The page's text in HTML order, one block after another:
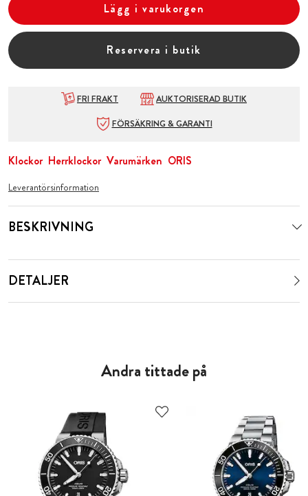
Lägg i varukorgen
Reservera i butik
FRI FRAKT
AUKTORISERAD BUTIK
FÖRSÄKRING & GARANTI
Klockor Herrklockor Varumärken ORIS
Leverantörsinformation
BESKRIVNING
DETALJER
Andra tittade på